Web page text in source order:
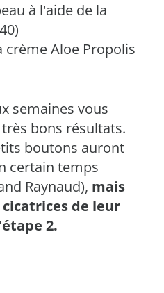
à l'aide de la
crème Aloe Propolis
semaines vous
bons résultats.
boutons auront
certain temps
Raynaud), mais
de leur
2.